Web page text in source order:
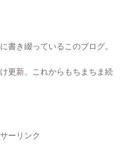
書き綴っているこのブログ。
更新、これからもちまちま続
ーリンク